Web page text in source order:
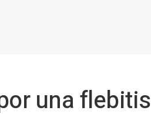
una flebitis